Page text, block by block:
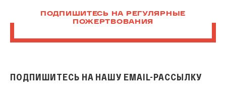
ПОДПИШИТЕСЬ НА РЕГУЛЯРНЫЕ
ПОЖЕРТВОВАНИЯ
ПОДПИШИТЕСЬ НА НАШУ EMAIL-РАССЫЛКУ